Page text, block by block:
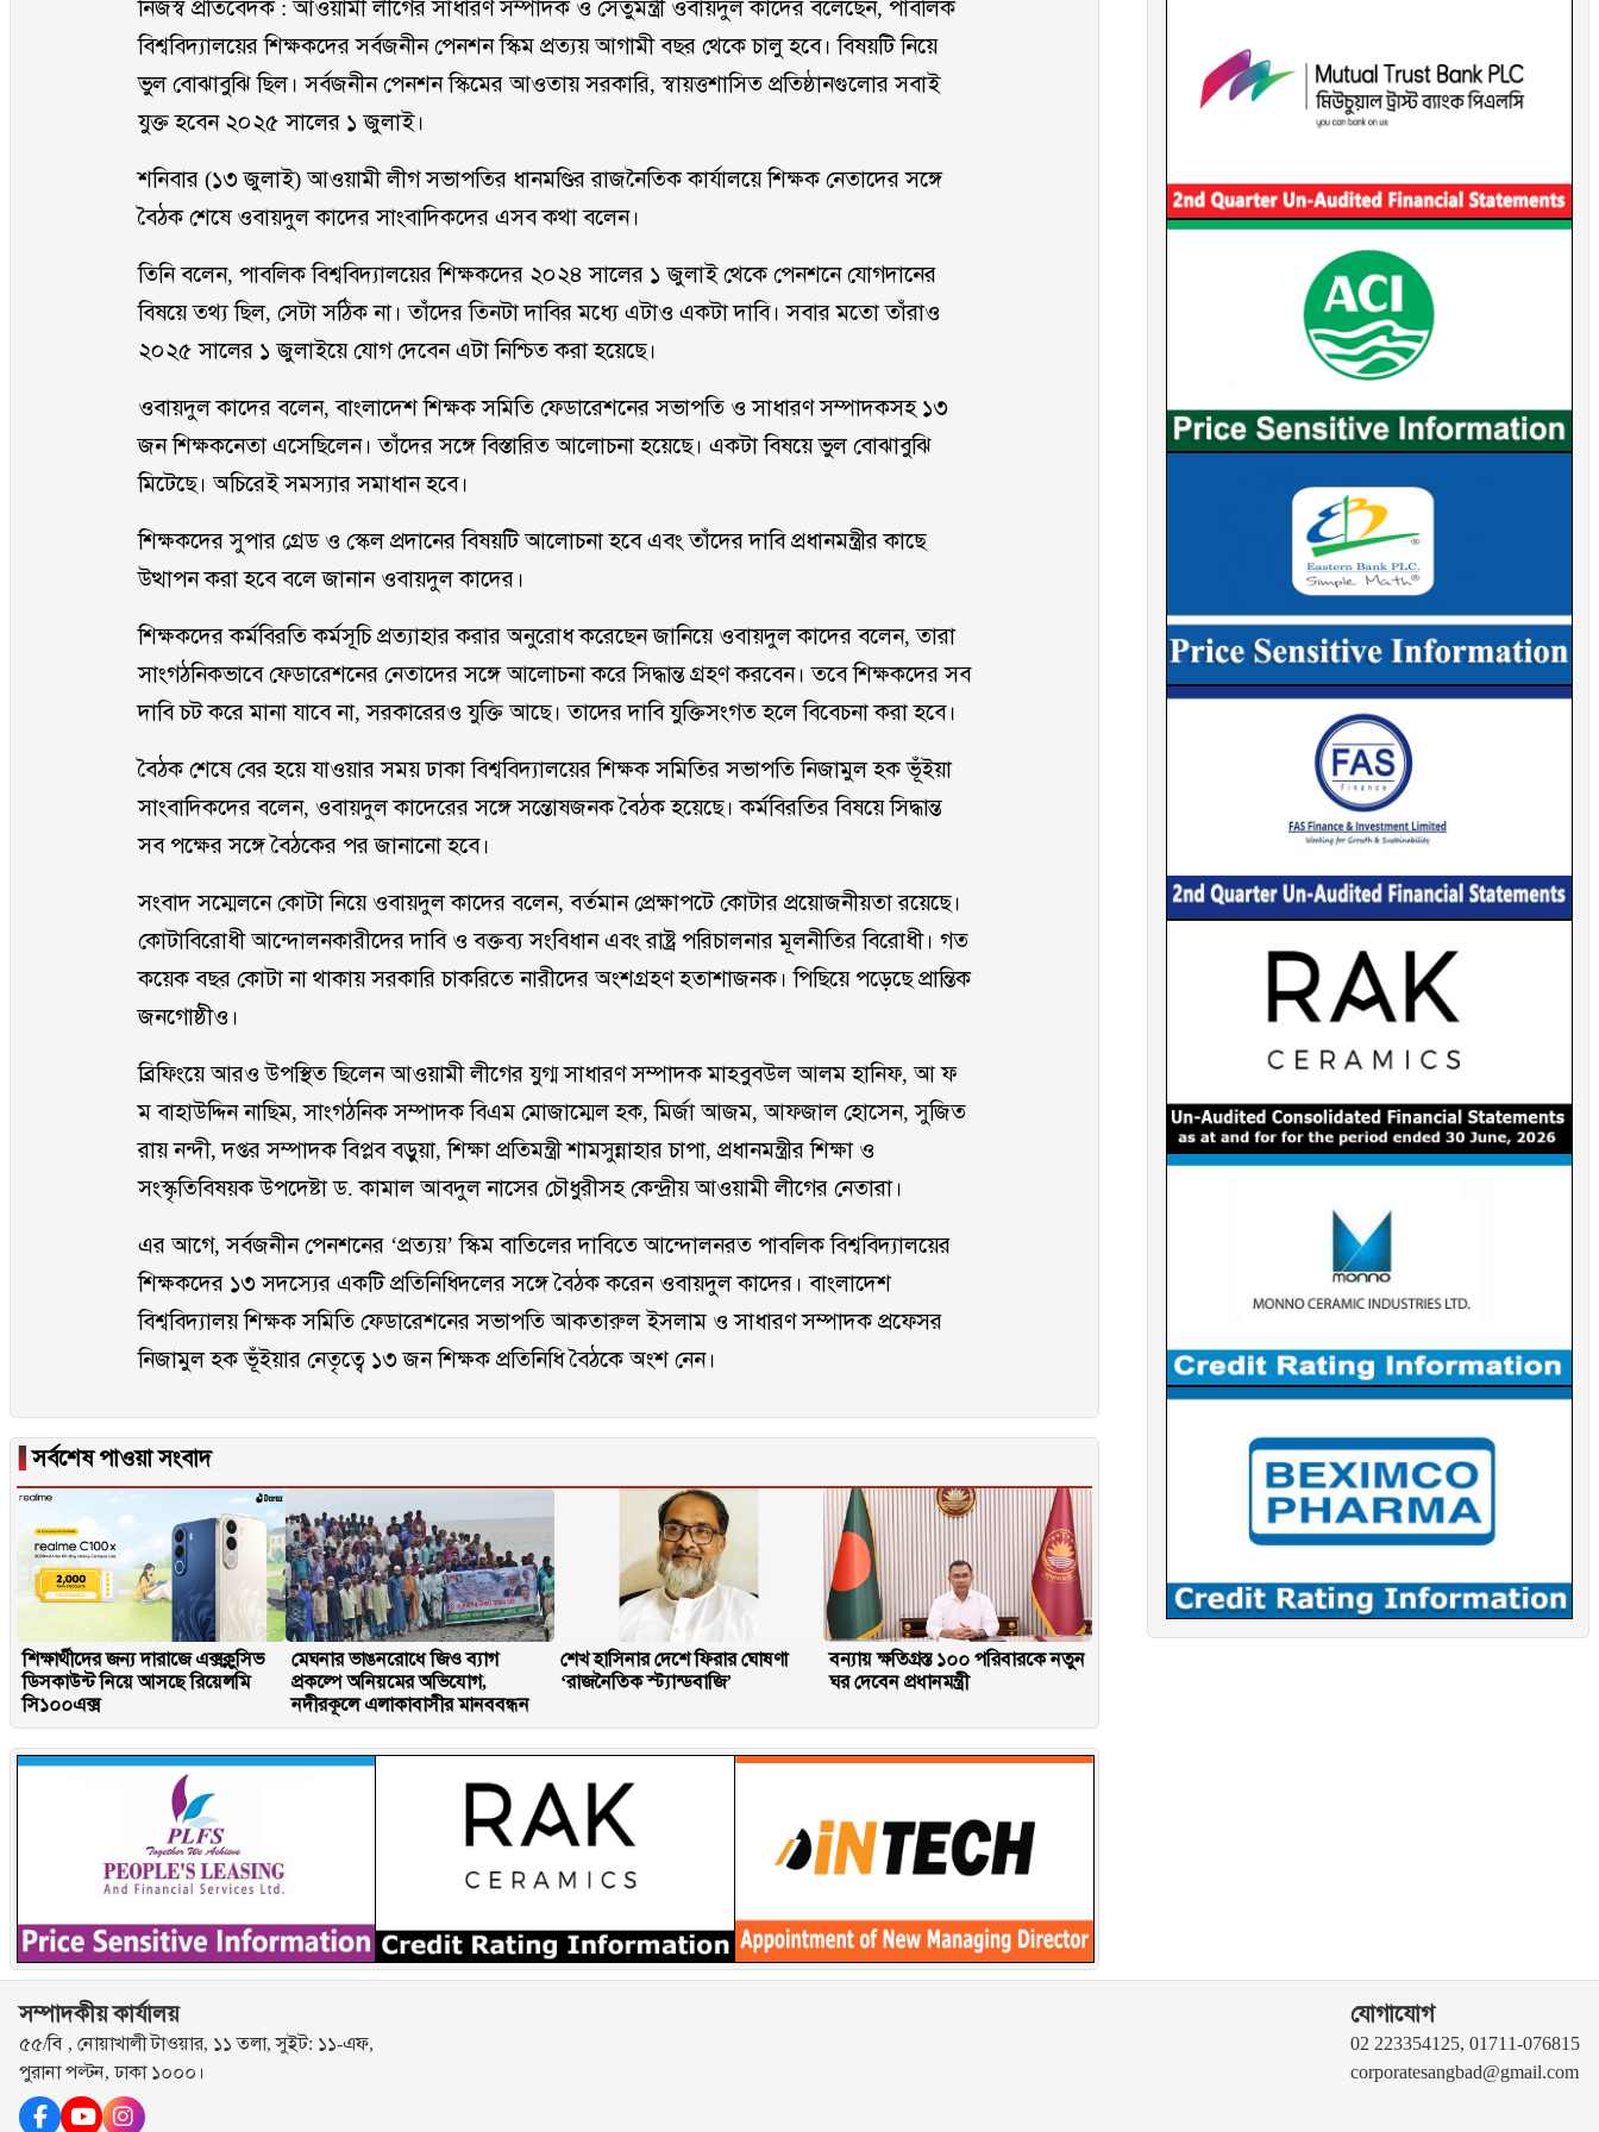
নিজস্ব প্রতিবেদক : আওয়ামী লীগের সাধারণ সম্পাদক ও সেতুমন্ত্রী ওবায়দুল কাদের বলেছেন, পাবলিক
বিশ্ববিদ্যালয়ের শিক্ষকদের সর্বজনীন পেনশন স্কিম প্রত্যয় আগামী বছর থেকে চালু হবে। বিষয়টি নিয়ে
ভুল বোঝাবুঝি ছিল। সর্বজনীন পেনশন স্কিমের আওতায় সরকারি, স্বায়ত্তশাসিত প্রতিষ্ঠানগুলোর সবাই
যুক্ত হবেন ২০২৫ সালের ১ জুলাই।
শনিবার (১৩ জুলাই) আওয়ামী লীগ সভাপতির ধানমণ্ডির রাজনৈতিক কার্যালয়ে শিক্ষক নেতাদের সঙ্গে
বৈঠক শেষে ওবায়দুল কাদের সাংবাদিকদের এসব কথা বলেন।
তিনি বলেন, পাবলিক বিশ্ববিদ্যালয়ের শিক্ষকদের ২০২৪ সালের ১ জুলাই থেকে পেনশনে যোগদানের
বিষয়ে তথ্য ছিল, সেটা সঠিক না। তাঁদের তিনটা দাবির মধ্যে এটাও একটা দাবি। সবার মতো তাঁরাও
২০২৫ সালের ১ জুলাইয়ে যোগ দেবেন এটা নিশ্চিত করা হয়েছে।
ওবায়দুল কাদের বলেন, বাংলাদেশ শিক্ষক সমিতি ফেডারেশনের সভাপতি ও সাধারণ সম্পাদকসহ ১৩
জন শিক্ষকনেতা এসেছিলেন। তাঁদের সঙ্গে বিস্তারিত আলোচনা হয়েছে। একটা বিষয়ে ভুল বোঝাবুঝি
মিটেছে। অচিরেই সমস্যার সমাধান হবে।
শিক্ষকদের সুপার গ্রেড ও স্কেল প্রদানের বিষয়টি আলোচনা হবে এবং তাঁদের দাবি প্রধানমন্ত্রীর কাছে
উত্থাপন করা হবে বলে জানান ওবায়দুল কাদের।
শিক্ষকদের কর্মবিরতি কর্মসূচি প্রত্যাহার করার অনুরোধ করেছেন জানিয়ে ওবায়দুল কাদের বলেন, তারা
সাংগঠনিকভাবে ফেডারেশনের নেতাদের সঙ্গে আলোচনা করে সিদ্ধান্ত গ্রহণ করবেন। তবে শিক্ষকদের সব
দাবি চট করে মানা যাবে না, সরকারেরও যুক্তি আছে। তাদের দাবি যুক্তিসংগত হলে বিবেচনা করা হবে।
বৈঠক শেষে বের হয়ে যাওয়ার সময় ঢাকা বিশ্ববিদ্যালয়ের শিক্ষক সমিতির সভাপতি নিজামুল হক ভূঁইয়া
সাংবাদিকদের বলেন, ওবায়দুল কাদেরের সঙ্গে সন্তোষজনক বৈঠক হয়েছে। কর্মবিরতির বিষয়ে সিদ্ধান্ত
সব পক্ষের সঙ্গে বৈঠকের পর জানানো হবে।
সংবাদ সম্মেলনে কোটা নিয়ে ওবায়দুল কাদের বলেন, বর্তমান প্রেক্ষাপটে কোটার প্রয়োজনীয়তা রয়েছে।
কোটাবিরোধী আন্দোলনকারীদের দাবি ও বক্তব্য সংবিধান এবং রাষ্ট্র পরিচালনার মূলনীতির বিরোধী। গত
কয়েক বছর কোটা না থাকায় সরকারি চাকরিতে নারীদের অংশগ্রহণ হতাশাজনক। পিছিয়ে পড়েছে প্রান্তিক
জনগোষ্ঠীও।
ব্রিফিংয়ে আরও উপস্থিত ছিলেন আওয়ামী লীগের যুগ্ম সাধারণ সম্পাদক মাহবুবউল আলম হানিফ, আ ফ
ম বাহাউদ্দিন নাছিম, সাংগঠনিক সম্পাদক বিএম মোজাম্মেল হক, মির্জা আজম, আফজাল হোসেন, সুজিত
রায় নন্দী, দপ্তর সম্পাদক বিপ্লব বড়ুয়া, শিক্ষা প্রতিমন্ত্রী শামসুন্নাহার চাপা, প্রধানমন্ত্রীর শিক্ষা ও
সংস্কৃতিবিষয়ক উপদেষ্টা ড. কামাল আবদুল নাসের চৌধুরীসহ কেন্দ্রীয় আওয়ামী লীগের নেতারা।
এর আগে, সর্বজনীন পেনশনের ‘প্রত্যয়’ স্কিম বাতিলের দাবিতে আন্দোলনরত পাবলিক বিশ্ববিদ্যালয়ের
শিক্ষকদের ১৩ সদস্যের একটি প্রতিনিধিদলের সঙ্গে বৈঠক করেন ওবায়দুল কাদের। বাংলাদেশ
বিশ্ববিদ্যালয় শিক্ষক সমিতি ফেডারেশনের সভাপতি আকতারুল ইসলাম ও সাধারণ সম্পাদক প্রফেসর
নিজামুল হক ভূঁইয়ার নেতৃত্বে ১৩ জন শিক্ষক প্রতিনিধি বৈঠকে অংশ নেন।
▐সর্বশেষ পাওয়া সংবাদ
শিক্ষার্থীদের জন্য দারাজে এক্সক্লুসিভ
ডিসকাউন্ট নিয়ে আসছে রিয়েলমি
সি১০০এক্স
মেঘনার ভাঙনরোধে জিও ব্যাগ
প্রকল্পে অনিয়মের অভিযোগ,
নদীরকূলে এলাকাবাসীর মানববন্ধন
শেখ হাসিনার দেশে ফিরার ঘোষণা
‘রাজনৈতিক স্ট্যান্ডবাজি’
বন্যায় ক্ষতিগ্রস্ত ১০০ পরিবারকে নতুন
ঘর দেবেন প্রধানমন্ত্রী
সম্পাদকীয় কার্যালয়
৫৫/বি , নোয়াখালী টাওয়ার, ১১ তলা, সুইট: ১১-এফ,
পুরানা পল্টন, ঢাকা ১০০০।
যোগাযোগ
02 223354125, 01711-076815
corporatesangbad@gmail.com